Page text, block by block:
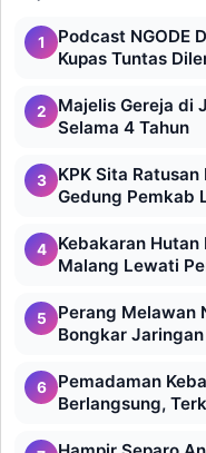
1
Podcast NGODE
Kupas Tuntas
2
Majelis Gereja di
Selama 4 Tahun
3
KPK Sita
Gedung Pemkab
4
Kebakaran
Malang Lewati
5
Perang Melawan
Bongkar
6
Pemadaman
Berlangsung,